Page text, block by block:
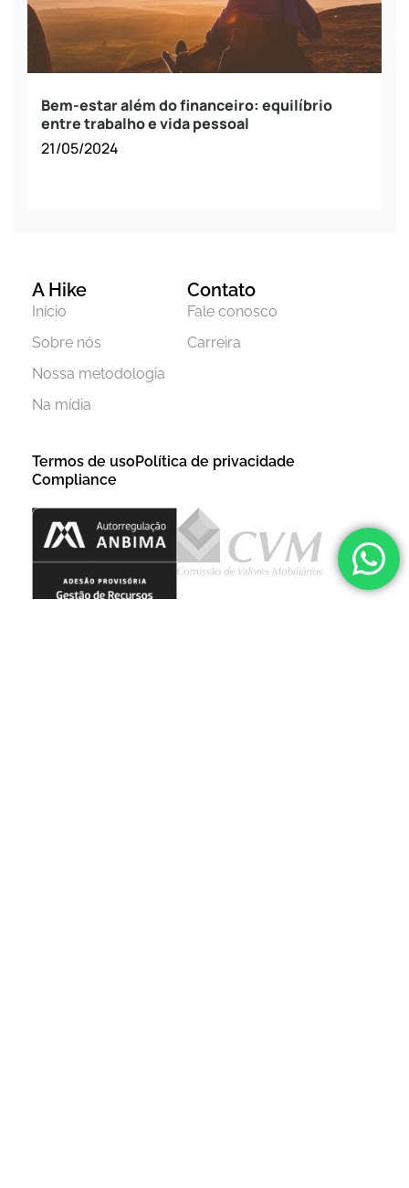
Bem-estar além do financeiro: equilíbrio
entre trabalho e vida pessoal
21/05/2024
A Hike
Início
Sobre nós
Nossa metodologia
Na mídia
Contato
Fale conosco
Carreira
Termos de usoPolítica de privacidade
Compliance